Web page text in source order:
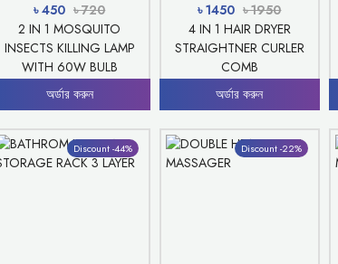
৳ 450 ৳ 720
2 IN 1 MOSQUITO
INSECTS KILLING LAMP
WITH 60W BULB
অর্ডার করুন
৳ 1450 ৳ 1950
4 IN 1 HAIR DRYER
STRAIGHTNER CURLER
COMB
অর্ডার করুন
Discount -44% Discount -22%